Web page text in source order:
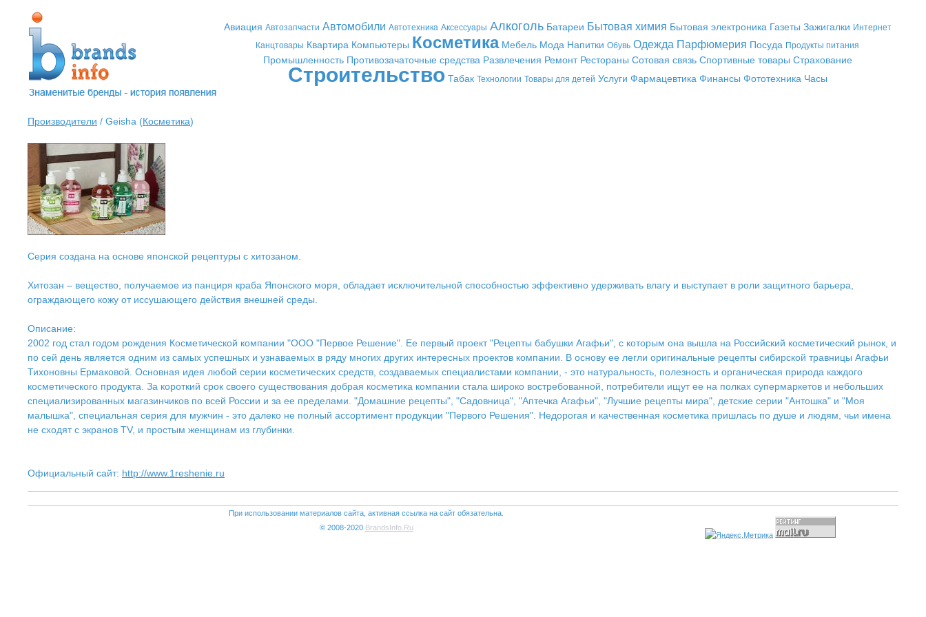
Авиация Автозапчасти Автомобили Автотехника Аксессуары Алкоголь Батареи Бытовая химия Бытовая электроника Газеты Зажигалки Интернет
Канцтовары Квартира Компьютеры Косметика Мебель Мода Напитки Обувь Одежда Парфюмерия Посуда Продукты питания
Промышленность Противозачаточные средства Развлечения Ремонт Рестораны Сотовая связь Спортивные товары Страхование
Строительство Табак Технологии Товары для детей Услуги Фармацевтика Финансы Фототехника Часы
Производители / Geisha (Косметика)
Серия создана на основе японской рецептуры с хитозаном.
Хитозан – вещество, получаемое из панциря краба Японского моря, обладает исключительной способностью эффективно удерживать влагу и выступает в роли защитного барьера,
ограждающего кожу от иссушающего действия внешней среды.
Описание:
2002 год стал годом рождения Косметической компании "ООО "Первое Решение". Ее первый проект "Рецепты бабушки Агафьи", с которым она вышла на Российский косметический рынок, и
по сей день является одним из самых успешных и узнаваемых в ряду многих других интересных проектов компании. В основу ее легли оригинальные рецепты сибирской травницы Агафьи
Тихоновны Ермаковой. Основная идея любой серии косметических средств, создаваемых специалистами компании, - это натуральность, полезность и органическая природа каждого
косметического продукта. За короткий срок своего существования добрая косметика компании стала широко востребованной, потребители ищут ее на полках супермаркетов и небольших
специализированных магазинчиков по всей России и за ее пределами. "Домашние рецепты", "Садовница", "Аптечка Агафьи", "Лучшие рецепты мира", детские серии "Антошка" и "Моя
малышка", специальная серия для мужчин - это далеко не полный ассортимент продукции "Первого Решения". Недорогая и качественная косметика пришлась по душе и людям, чьи имена
не сходят с экранов TV, и простым женщинам из глубинки.
Официальный сайт: http://www.1reshenie.ru
При использовании материалов сайта, активная ссылка на сайт обязательна.
© 2008-2020 BrandsInfo.Ru